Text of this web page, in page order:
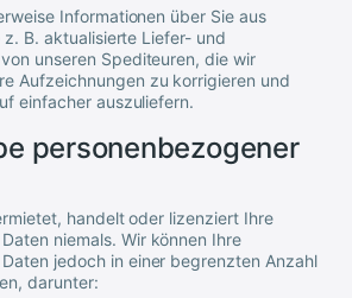
Informationen über Sie aus
B. aktualisierte Liefer- und
unseren Spediteuren, die wir
Aufzeichnungen zu korrigieren und
einfacher auszuliefern.
personenbezogener
handelt oder lizenziert Ihre
niemals. Wir können Ihre
jedoch in einer begrenzten Anzahl
darunter: